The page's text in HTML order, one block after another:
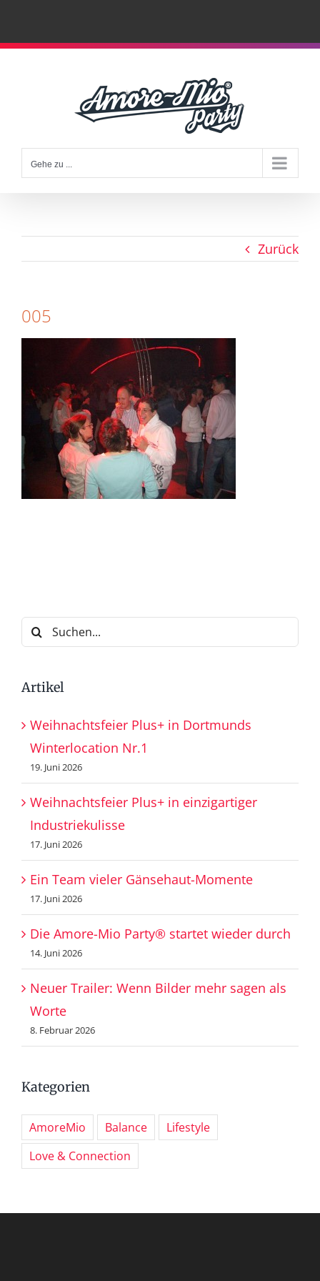
Zum
Gehe zu ...
Zurück
005
Suche
nach:
Artikel
Weihnachtsfeier Plus+ in Dortmunds
Winterlocation Nr.1
19. Juni 2026
Weihnachtsfeier Plus+ in einzigartiger
Industriekulisse
17. Juni 2026
Ein Team vieler Gänsehaut-Momente
17. Juni 2026
Die Amore-Mio Party® startet wieder durch
14. Juni 2026
Neuer Trailer: Wenn Bilder mehr sagen als
Worte
8. Februar 2026
Kategorien
AmoreMio Balance
Lifestyle
Love & Connection